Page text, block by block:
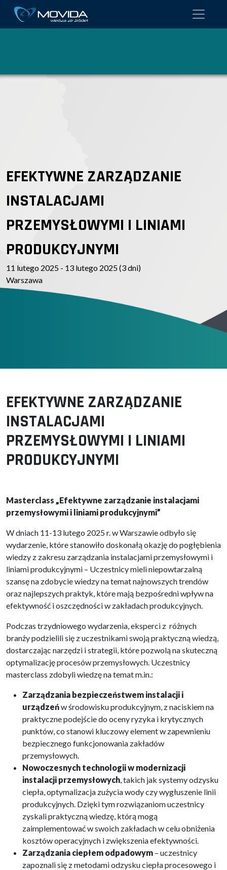
EFEKTYWNE ZARZĄDZANIE
INSTALACJAMI
PRZEMYSŁOWYMI I LINIAMI
PRODUKCYJNYMI
11 lutego 2025 - 13 lutego 2025 (3 dni)
Warszawa
EFEKTYWNE ZARZĄDZANIE
INSTALACJAMI
PRZEMYSŁOWYMI I LINIAMI
PRODUKCYJNYMI
Masterclass „Efektywne zarządzanie instalacjami
przemysłowymi i liniami produkcyjnymi”
W dniach 11-13 lutego 2025 r. w Warszawie odbyło się
wydarzenie, które stanowiło doskonałą okazję do pogłębienia
wiedzy z zakresu zarządzania instalacjami przemysłowymi i
liniami produkcyjnymi – Uczestnicy mieli niepowtarzalną
szansę na zdobycie wiedzy na temat najnowszych trendów
oraz najlepszych praktyk, które mają bezpośredni wpływ na
efektywność i oszczędności w zakładach produkcyjnych.
Podczas trzydniowego wydarzenia, eksperci z różnych
branży podzielili się z uczestnikami swoją praktyczną wiedzą,
dostarczając narzędzi i strategii, które pozwolą na skuteczną
optymalizację procesów przemysłowych. Uczestnicy
masterclass zdobyli wiedzę na temat m.in.:
Zarządzania bezpieczeństwem instalacji i
urządzeńw środowisku produkcyjnym, z naciskiem na
praktyczne podejście do oceny ryzyka i krytycznych
punktów, co stanowi kluczowy element w zapewnieniu
bezpiecznego funkcjonowania zakładów
przemysłowych.
Nowoczesnych technologii w modernizacji
instalacji przemysłowych, takich jak systemy odzysku
ciepła, optymalizacja zużycia wody czy wygłuszenie linii
produkcyjnych. Dzięki tym rozwiązaniom uczestnicy
zyskali praktyczną wiedzę, którą mogą
zaimplementować w swoich zakładach w celu obniżenia
kosztów operacyjnych i zwiększenia efektywności.
Zarządzania ciepłem odpadowym – uczestnicy
zapoznali się z metodami odzysku ciepła procesowego i